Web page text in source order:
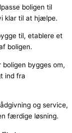
boligen til
klar til at hjælpe.
til, etablere et
boligen.
bygges om,
ind fra
og service,
færdige løsning.